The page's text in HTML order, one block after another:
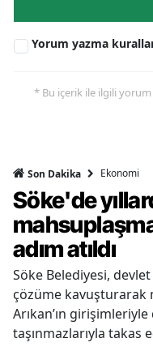
Yorum yazma
* Bu içerik ile ilgili yorum
Son Dakika Ekonomi
Söke'de
adım atıldı
Söke Belediyesi,
çözüme kavuşturarak
Arıkan’ın
taşınmazlarıyla takas